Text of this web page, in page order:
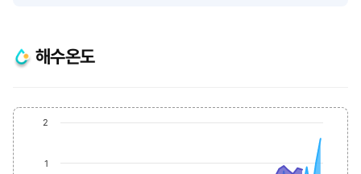
해수온도
Chart
The chart has 1 Y axis displaying 단위(℃). Data ranges from -1.3 to 1.6.
1
2